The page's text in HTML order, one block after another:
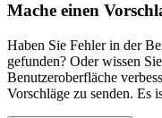
Mache einen
Haben Sie Fehler in der
gefunden? Oder wissen
Benutzeroberfläche
Vorschläge zu senden. Es